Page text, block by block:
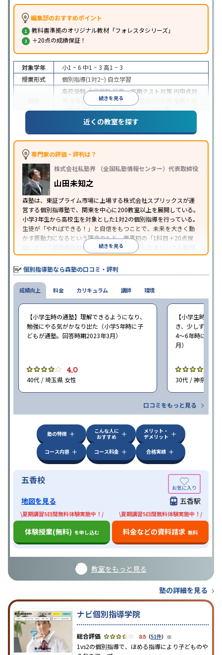
編集部のおすすめポイント
教科書準拠のオリジナル教材「フォレスタシリーズ」
＋20点の成績保証！
続きを見る
対象学年 小1 ~ 6 中1 ~ 3 高1 ~ 3
授業形式
個別指導(1対2~) 自立学習
高校受験大学受験授業・定期テスト対策 内申点対
学習習慣の定着総合型選抜(旧AO)対策
対策学校別特化対策英検(英語検定)対策
成績保証制度あり1科目から受講可能
自習室あり
※2023年3月調査。小学校高学年の個別指導塾アンケート調査方法を参
近くの教室を探す
専門家の評価・評判は？
株式会社私塾界 （全国私塾情報センター）代表取締役
山田未知之
森塾は、東証プライム市場に上場する株式会社スプリックスが運
営する個別指導塾で、関東を中心に200教室以上を展開している。
小学3年生から高校生を対象とした1対2の個別指導を行っている。
生徒が「やればできる！」と自信をもつことで、未来を大きく動
かす原動力になるという理念のもと、業界初の「1科目＋20点保
証」という成績保証制度を採用。同社が開発したオリジナル教材
「フォレスタシリーズ」は全国各地の学習塾でも採用されてい
る。
続きを見る
個別指導塾なら森塾の口コミ・評判
成績向上
【小学生時の通塾】理解できるようになり、
勉強にやる気がかなり出た（小学5年時に子
どもが通塾。回答時期2023年3月）
4.0
40代 / 埼玉県 女性
【小学生時の通
き、少しずつ成
4〜6年時に子ど
月）
30代 / 神奈川県
口コミをもっと見る
料金 カリキュラム 講師 環境
塾の特徴
こんな人に
おすすめ
メリット・
デメリット
コース内容
コース料金 合格実績
五香校
地図を見る 五香駅
\夏期講習5日間無料体験実施中！/
体験授業(無料) を申し込む
\夏期講習5日間無料体験実施中！/
料金などの資料請求 無料
教室をもっと見る
塾の詳細を見る
ナビ個別指導学院
3.5（51件） ※
1vs2の個別指導で、ほめる指導により子どものや